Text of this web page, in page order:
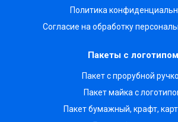
Политика
Согласие на обработку
Пакеты с логотипом
Пакет с прорубной
Пакет майка с
Пакет бумажный, крафт,